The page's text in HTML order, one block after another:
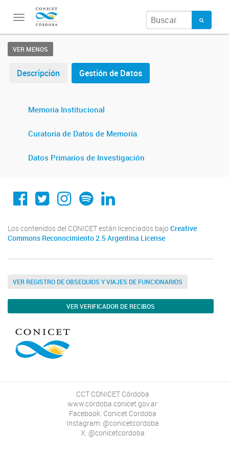
Toggle
navigation
VER MENOS
Descripción Gestión de Datos
Memoria Institucional
Curatoria de Datos de Memoria
Datos Primarios de Investigación
Conicet Cordoba
@conicetcordoba
@conicetcordoba
SpotifyLinkedin
Los contenidos del CONICET están licenciados bajo Creative
Commons Reconocimiento 2.5 Argentina License
VER REGISTRO DE OBSEQUIOS Y VIAJES DE FUNCIONARIOS
VER VERIFICADOR DE RECIBOS
CCT CONICET Córdoba
www.cordoba.conicet.gov.ar
Facebook: Conicet Cordoba
Instagram: @conicetcordoba
X: @conicetcordoba